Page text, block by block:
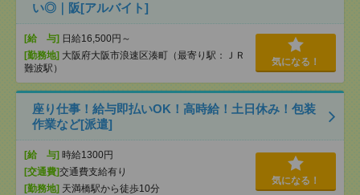
い◎｜阪[アルバイト]
[給 与] 日給16,500円～
[勤務地] 大阪府大阪市浪速区湊町（最寄り駅：ＪＲ
難波駅）
気になる！
座り仕事！給与即払いOK！高時給！土日休み！包装
作業など[派遣]
[給 与] 時給1300円
[交通費]交通費支給有り
[勤務地] 天満橋駅から徒歩10分
気になる！